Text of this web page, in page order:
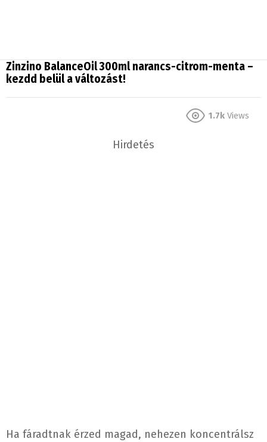
Zinzino BalanceOil 300ml narancs-citrom-menta –
kezdd belül a változást!
1.7k Views
Hirdetés
Ha fáradtnak érzed magad, nehezen koncentrálsz